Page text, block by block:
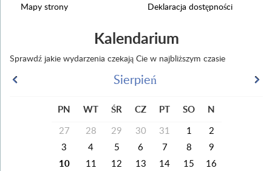
Mapy strony Deklaracja dostępności
Kalendarium
Sprawdź jakie wydarzenia czekają Cie w najbliższym czasie
Sierpień
PN WT ŚR CZ PT SO N
27 28 29 30 31 1
2
3
4 5 6 7 8 9
10 11 12 13 14 15
16